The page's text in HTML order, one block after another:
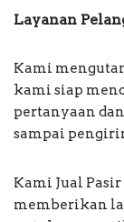
Layanan
Kami
kami siap
pertanyaan
sampai
Kami Jual
memberikan